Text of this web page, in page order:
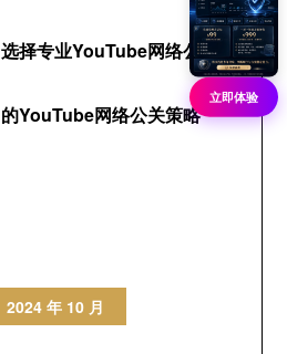
择专业YouTube网络公关公
YouTube网络公关策略
2024 年 10 月
立即体验